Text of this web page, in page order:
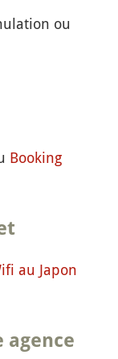
ou
Booking
au Japon
agence